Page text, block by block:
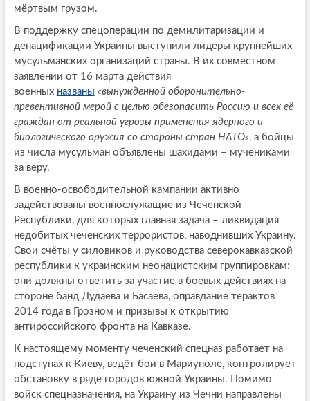
мёртвым грузом.
В поддержку спецоперации по демилитаризации и
денацификации Украины выступили лидеры крупнейших
мусульманских организаций страны. В их совместном
заявлении от 16 марта действия
военных названы «вынужденной оборонительно-
превентивной мерой с целью обезопасить Россию и всех её
граждан от реальной угрозы применения ядерного и
биологического оружия со стороны стран НАТО», а бойцы
из числа мусульман объявлены шахидами – мучениками
за веру.
В военно-освободительной кампании активно
задействованы военнослужащие из Чеченской
Республики, для которых главная задача – ликвидация
недобитых чеченских террористов, наводнивших Украину.
Свои счёты у силовиков и руководства северокавказской
республики к украинским неонацистским группировкам:
они должны ответить за участие в боевых действиях на
стороне банд Дудаева и Басаева, оправдание терактов
2014 года в Грозном и призывы к открытию
антироссийского фронта на Кавказе.
К настоящему моменту чеченский спецназ работает на
подступах к Киеву, ведёт бои в Мариуполе, контролирует
обстановку в ряде городов южной Украины. Помимо
войск спецназначения, на Украину из Чечни направлены